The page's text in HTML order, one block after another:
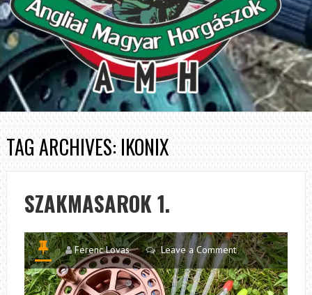
TAG ARCHIVES: IKONIX
SZAKMASAROK 1.
Ferenc Lovas Leave a Comment